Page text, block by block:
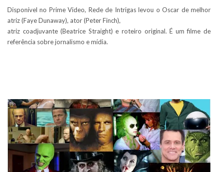
Disponível no Prime Video, Rede de Intrigas levou o Oscar de melhor
atriz (Faye Dunaway), ator (Peter Finch),
atriz coadjuvante (Beatrice Straight) e roteiro original. É um filme de
referência sobre jornalismo e mídia.